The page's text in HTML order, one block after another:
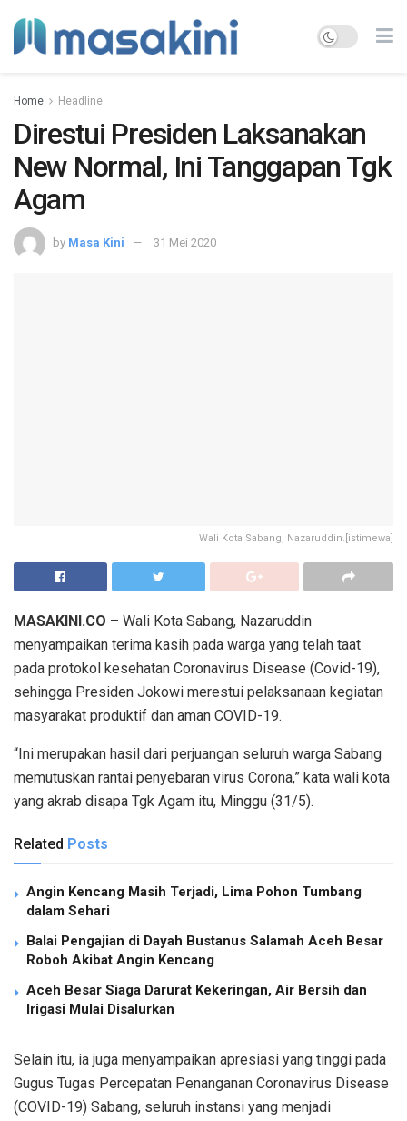
Home Headline
Direstui Presiden Laksanakan
New Normal, Ini Tanggapan Tgk
Agam
by Masa Kini 31 Mei 2020
Wali Kota Sabang, Nazaruddin.[istimewa]
MASAKINI.CO – Wali Kota Sabang, Nazaruddin
menyampaikan terima kasih pada warga yang telah taat
pada protokol kesehatan Coronavirus Disease (Covid-19),
sehingga Presiden Jokowi merestui pelaksanaan kegiatan
masyarakat produktif dan aman COVID-19.
“Ini merupakan hasil dari perjuangan seluruh warga Sabang
memutuskan rantai penyebaran virus Corona,” kata wali kota
yang akrab disapa Tgk Agam itu, Minggu (31/5).
Related Posts
Angin Kencang Masih Terjadi, Lima Pohon Tumbang
dalam Sehari
Balai Pengajian di Dayah Bustanus Salamah Aceh Besar
Roboh Akibat Angin Kencang
Aceh Besar Siaga Darurat Kekeringan, Air Bersih dan
Irigasi Mulai Disalurkan
Selain itu, ia juga menyampaikan apresiasi yang tinggi pada
Gugus Tugas Percepatan Penanganan Coronavirus Disease
(COVID-19) Sabang, seluruh instansi yang menjadi